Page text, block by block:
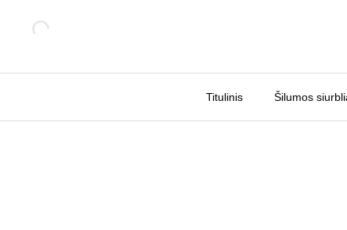
Titulinis Šilumos
Sale!